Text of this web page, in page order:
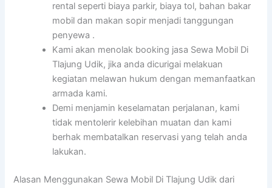
rental seperti biaya parkir, biaya tol, bahan bakar
mobil dan makan sopir menjadi tanggungan
penyewa .
Kami akan menolak booking jasa Sewa Mobil Di
Tlajung Udik, jika anda dicurigai melakuan
kegiatan melawan hukum dengan memanfaatkan
armada kami.
Demi menjamin keselamatan perjalanan, kami
tidak mentolerir kelebihan muatan dan kami
berhak membatalkan reservasi yang telah anda
lakukan.
Alasan Menggunakan Sewa Mobil Di Tlajung Udik dari